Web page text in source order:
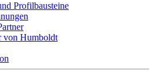
Profilbausteine
von Humboldt